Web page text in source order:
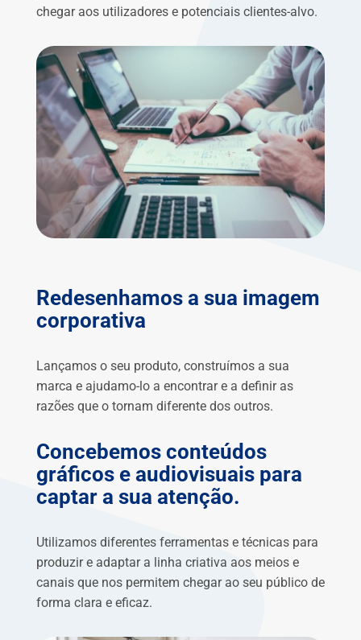
chegar aos utilizadores e potenciais clientes-alvo.
Redesenhamos a sua imagem
corporativa
Lançamos o seu produto, construímos a sua
marca e ajudamo-lo a encontrar e a definir as
razões que o tornam diferente dos outros.
Concebemos conteúdos
gráficos e audiovisuais para
captar a sua atenção.
Utilizamos diferentes ferramentas e técnicas para
produzir e adaptar a linha criativa aos meios e
canais que nos permitem chegar ao seu público de
forma clara e eficaz.